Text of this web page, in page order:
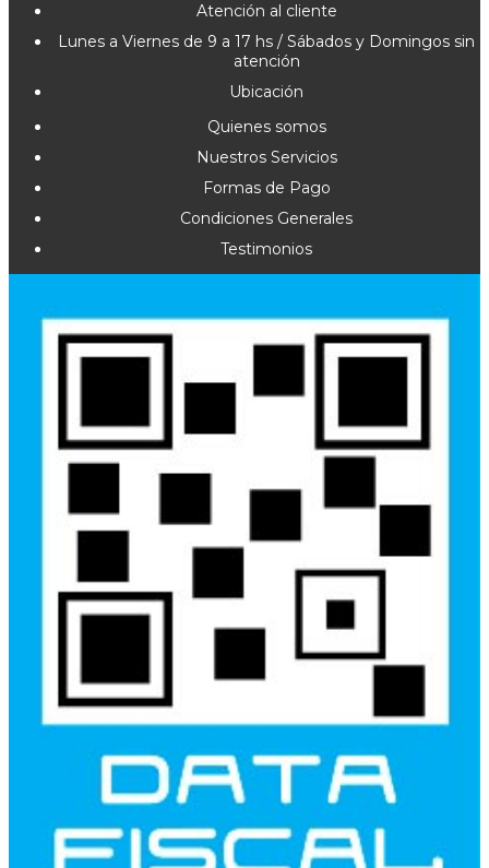
Atención al cliente
Lunes a Viernes de 9 a 17 hs / Sábados y Domingos sin
atención
Ubicación
Quienes somos
Nuestros Servicios
Formas de Pago
Condiciones Generales
Testimonios